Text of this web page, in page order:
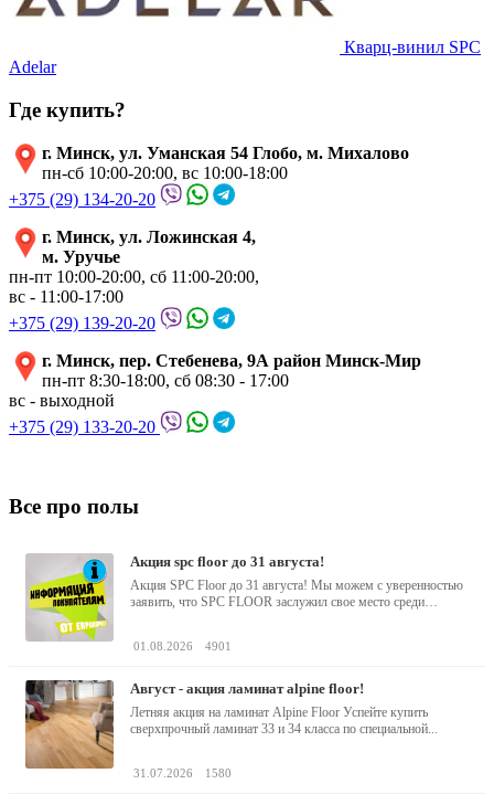
Кварц-винил SPC
Adelar
Где купить?
г. Минск, ул. Уманская 54 Глобо, м. Михалово
пн-сб 10:00-20:00, вс 10:00-18:00
+375 (29) 134-20-20
г. Минск, ул. Ложинская 4,
м. Уручье
пн-пт 10:00-20:00, сб 11:00-20:00,
вс - 11:00-17:00
+375 (29) 139-20-20
г. Минск, пер. Стебенева, 9А район Минск-Мир
пн-пт 8:30-18:00, сб 08:30 - 17:00
вс - выходной
+375 (29) 133-20-20
Все про полы
акция spc floor до 31 августа!
Акция SPC Floor до 31 августа! Мы можем с уверенностью
заявить, что SPC FLOOR заслужил свое место среди
01.08.2026 4901
август - акция ламинат alpine floor!
Летняя акция на ламинат Alpine Floor Успейте купить
сверхпрочный ламинат 33 и 34 класса по специальной...
31.07.2026 1580